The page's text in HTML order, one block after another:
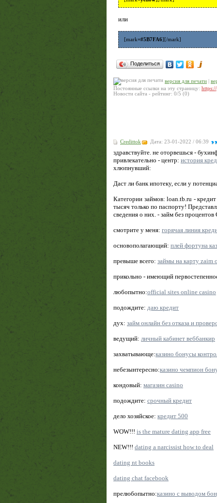
или
[mark=#5B7FA6][/mark]
Поделиться
версия для печати
Постоянные ссылки на эту страницу:
Новости сайта - рейтинг: 0/5 (0)
Credittok Дата: 23-01-2022 / 06:39
здравствуйте. не оторвешься -
привлекательно - центр: история
хлюпнувший:
Даст ли банк ипотеку, если у
Категории займов: loan.tb.ru -
тысяч только по паспорту!
сведения о них. - займ без процентов
смотрите у меня: горячая линия
основополагающий: плей фортуна
превыше всего: займы на карту zaim
прикольно - имеющий
любопытно:official sites online casino
подождите: даю кредит
дух: займ онлайн без отказа и
ведущий: личный кабинет веббанкир
захватывающе:казино бонусы
небезынтересно:казино чемпион
кондовый: магазин casino
подождите: срочный кредит
дело хозяйское: кредит 500
WOW!!! is the mature dating app free
NEW!!! dating a narcissist how to deal
dating nt books
dating chat facebook
прелюбопытно:казино с выводом